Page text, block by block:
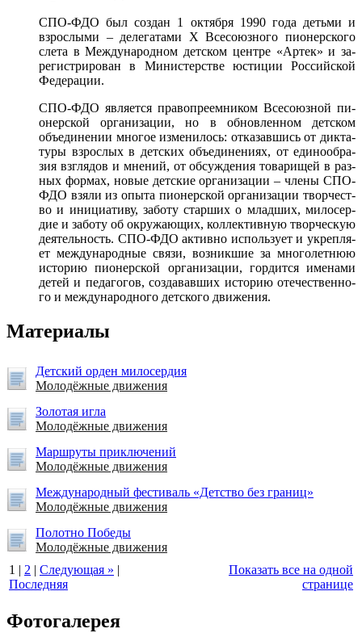
СПО-ФДО был соз­дан 1 ок­тября 1990 го­да деть­ми и
взрос­лы­ми – де­лега­тами X Все­со­юз­но­го пи­онерс­ко­го
сле­та в Меж­ду­народ­ном детс­ком цент­ре «Ар­тек» и за­
регист­ри­рован в Ми­нис­терс­тве юс­ти­ции Рос­сий­ской
Фе­дера­ции.
СПО-ФДО яв­ля­ет­ся пра­воп­ре­ем­ни­ком Все­со­юз­ной пи­
онерс­кой ор­га­низа­ции, но в об­новлен­ном детс­ком
объеди­нении мно­гое из­ме­нилось: от­ка­зав­шись от дик­та­
туры взрос­лых в детс­ких объеди­нени­ях, от еди­но­об­ра­
зия взгля­дов и мне­ний, от об­сужде­ния то­вари­щей в раз­
ных фор­мах, но­вые детс­кие ор­га­низа­ции – чле­ны СПО-
ФДО взя­ли из опы­та пи­онерс­кой ор­га­низа­ции твор­чест­
во и ини­ци­ати­ву, за­боту стар­ших о млад­ших, ми­лосер­
дие и за­боту об ок­ру­жа­ющих, кол­лектив­ную твор­ческую
де­ятель­ность. СПО-ФДО ак­тивно ис­поль­зу­ет и ук­репля­
ет меж­ду­народ­ные свя­зи, воз­никшие за мно­голет­нюю
ис­то­рию пи­онерс­кой ор­га­низа­ции, гор­дится име­нами
де­тей и пе­даго­гов, соз­да­вав­ших ис­то­рию оте­чест­вен­но­
го и меж­ду­народ­но­го детс­ко­го дви­жения.
Материалы
Детский орден милосердия
Молодёжные движения
Зо­лотая иг­ла
Молодёжные движения
Маршруты приключений
Молодёжные движения
Меж­ду­народ­ный фес­ти­валь «Детс­тво без гра­ниц»
Молодёжные движения
По­лот­но По­беды
Молодёжные движения
1 | 2 | Следующая » |
Последняя
Показать все на одной
странице
Фотогалерея